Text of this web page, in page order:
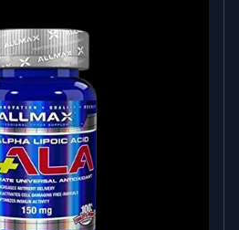
πιθανό να κατανάλωναν
και επεξεργασμένη ζάχαρη,
Αυτό καθιστά
κρέατος εξαιρετικά
τη δίαιτα Paleo.
βοδινού κρέατος Pure
είναι μια πλήρης πρωτεΐνη
απαραίτητα αμινοξέα που